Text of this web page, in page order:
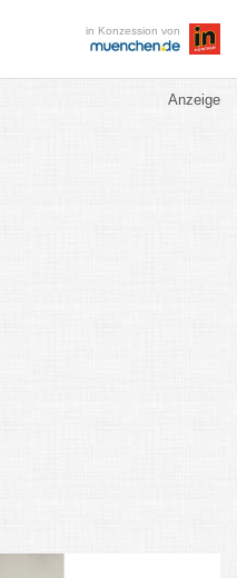
in Konzession von
Anzeige